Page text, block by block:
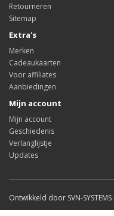
Retourneren
Sitemap
Extra's
Merken
Cadeaukaarten
Voor affiliates
Aanbiedingen
Mijn account
Mijn account
Geschiedenis
Verlanglijstje
Updates
Ontwikkeld door SVN-SYSTEMS